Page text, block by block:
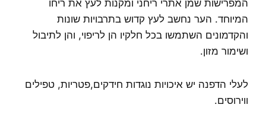
המפרישות שמן אתרי ריחני ומקנות לעץ את ריחו
המיוחד. הער נחשב לעץ קדוש בתרבויות שונות
והקדמונים השתמשו בכל חלקיו הן לריפוי, והן לתיבול
ושימור מזון.
לעלי הדפנה יש איכויות נוגדות חידקים,פטריות, טפילים
ווירוסים.